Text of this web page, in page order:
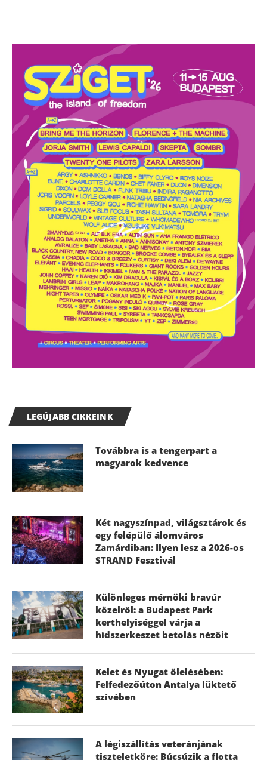
LEGÚJABB CIKKEINK
Továbbra is a tengerpart a
magyarok kedvence
Két nagyszínpad, világsztárok és
egy felépülő álomváros
Zamárdiban: Ilyen lesz a 2026-os
STRAND Fesztivál
Különleges mérnöki bravúr
közelről: a Budapest Park
kerthelyiséggel várja a
hídszerkeszet betolás nézőit
Kelet és Nyugat ölelésében:
Felfedezőúton Antalya lüktető
szívében
A légiszállítás veteránjának
tiszteletköre: Búcsúzik a flotta